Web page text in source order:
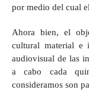
por medio del cual
Ahora bien, el
cultural material e
audiovisual de las
a cabo cada
consideramos son